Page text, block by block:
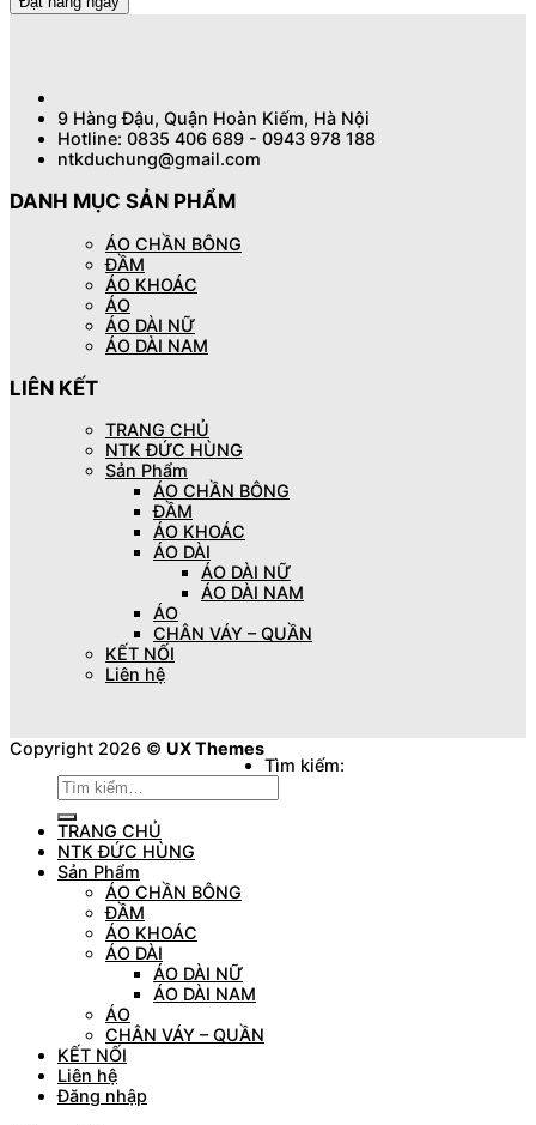
9 Hàng Đậu, Quận Hoàn Kiếm, Hà Nội
Hotline: 0835 406 689 - 0943 978 188
ntkduchung@gmail.com
DANH MỤC SẢN PHẨM
ÁO CHẦN BÔNG
ĐẦM
ÁO KHOÁC
ÁO
ÁO DÀI NỮ
ÁO DÀI NAM
LIÊN KẾT
TRANG CHỦ
NTK ĐỨC HÙNG
Sản Phẩm
ÁO CHẦN BÔNG
ĐẦM
ÁO KHOÁC
ÁO DÀI
ÁO DÀI NỮ
ÁO DÀI NAM
ÁO
CHÂN VÁY – QUẦN
KẾT NỐI
Liên hệ
Copyright 2026 © UX Themes
Tìm kiếm:
TRANG CHỦ
NTK ĐỨC HÙNG
Sản Phẩm
ÁO CHẦN BÔNG
ĐẦM
ÁO KHOÁC
ÁO DÀI
ÁO DÀI NỮ
ÁO DÀI NAM
ÁO
CHÂN VÁY – QUẦN
KẾT NỐI
Liên hệ
Đăng nhập